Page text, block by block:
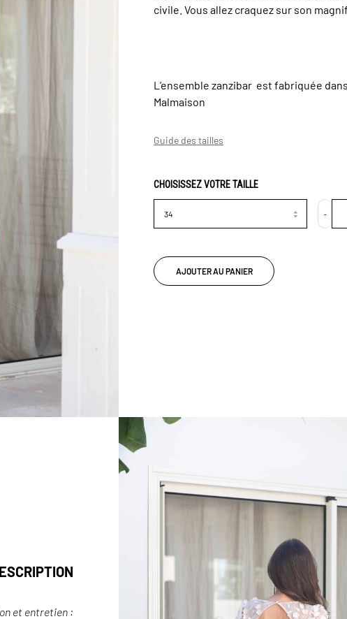
civile. Vous allez craquez sur son
L’ensemble zanzibar est fabriquée
Malmaison
Guide des tailles
CHOISISSEZ VOTRE TAILLE
-
AJOUTER AU PANIER
et entretien :